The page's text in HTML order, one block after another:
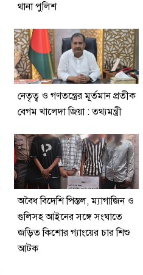
থানা পুলিশ
নেতৃত্ব ও গণতন্ত্রের মূর্তমান প্রতীক
বেগম খালেদা জিয়া : তথ্যমন্ত্রী
অবৈধ বিদেশি পিস্তল, ম্যাগাজিন ও
গুলিসহ আইনের সঙ্গে সংঘাতে
জড়িত কিশোর গ্যাংয়ের চার শিশু
আটক